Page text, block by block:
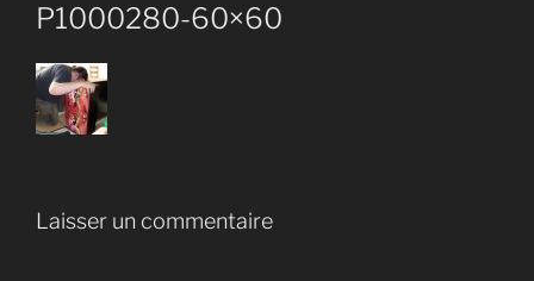
P1000280-60×60
Laisser un commentaire